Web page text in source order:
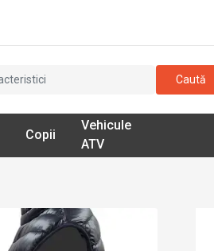
Caută
Copii
Vehicule
ATV